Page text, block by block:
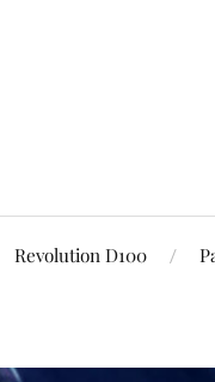
Revolution D100